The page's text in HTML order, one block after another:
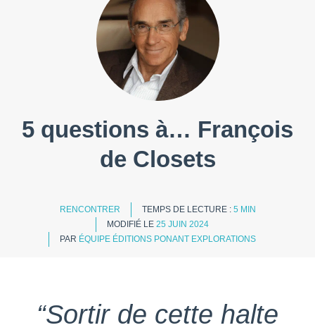
5 questions à… François
de Closets
RENCONTRER TEMPS DE LECTURE : 5 MIN
MODIFIÉ LE 25 JUIN 2024
PAR ÉQUIPE ÉDITIONS PONANT EXPLORATIONS
“Sortir de cette halte